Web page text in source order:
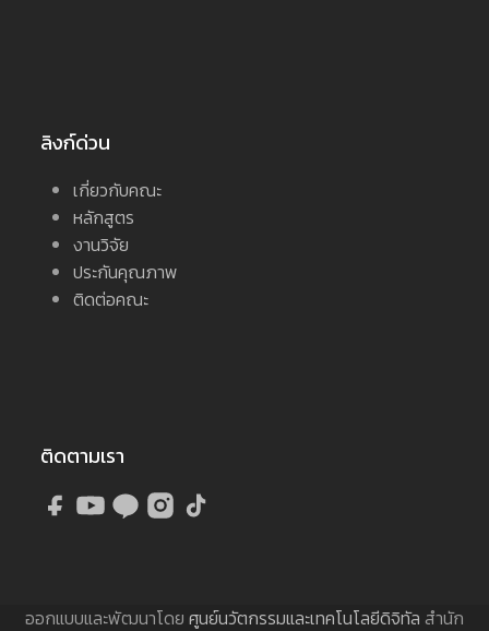
ลิงก์ด่วน
เกี่ยวกับคณะ
หลักสูตร
งานวิจัย
ประกันคุณภาพ
ติดต่อคณะ
ติดตามเรา
ออกแบบและพัฒนาโดย ศูนย์นวัตกรรมและเทคโนโลยีดิจิทัล สำนัก